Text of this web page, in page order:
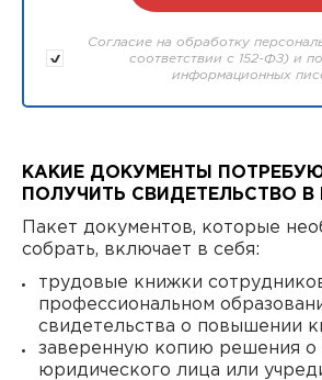
Согласие на обработку
соответствии с 152-ФЗ) и
информационных
КАКИЕ ДОКУМЕНТЫ
ПОЛУЧИТЬ СВИДЕТЕЛЬСТВО В
Пакет документов, которые
собрать, включает в себя:
трудовые книжки
профессиональном
свидетельства о повышении
заверенную копию решения о
юридического лица или